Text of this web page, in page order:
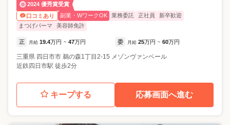
2024 優秀賞受賞
口コミあり
副業・WワークOK 業務委託 正社員
新卒歓迎
まつげパーマ
美容師免許
正 月給 19.4万円 ~ 47万円 委 月給 25万円 ~ 60万円
三重県 四日市市 鵜の森1丁目2-15 メゾンヴァンベール
近鉄四日市駅 徒歩2分
キープする 応募画面へ進む